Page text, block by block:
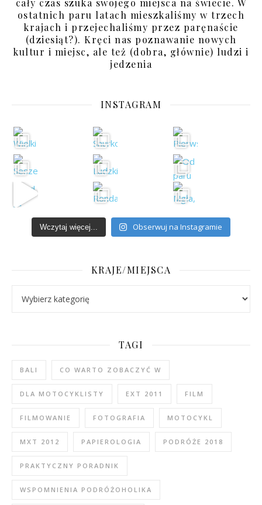
cały czas szuka swojego miejsca na świecie. W
ostatnich paru latach mieszkaliśmy w trzech
krajach i przejechaliśmy przez paręnaście
(dziesiąt?). Kręci nas poznawanie nowych
kultur i miejsc, ale też (dobra, głównie) ludzi i
jedzenia
INSTAGRAM
Wczytaj więcej... Obserwuj na Instagramie
KRAJE/MIEJSCA
TAGI
BALI CO WARTO ZOBACZYĆ W
DLA MOTOCYKLISTY EXT 2011 FILM
FILMOWANIE FOTOGRAFIA MOTOCYKL
MXT 2012 PAPIEROLOGIA PODRÓŻE 2018
PRAKTYCZNY PORADNIK
WSPOMNIENIA PODRÓŻOHOLIKA